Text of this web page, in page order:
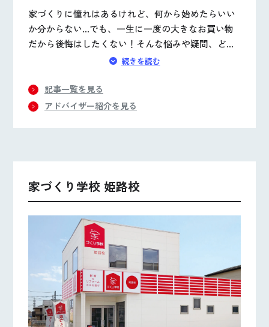
家づくりに憧れはあるけれど、何から始めたらいい
か分からない…でも、一生に一度の大きなお買い物
だから後悔はしたくない！そんな悩みや疑問、どん
なに小さなことでもお聞かせください。後悔しない
続きを読む
記事一覧を見る
アドバイザー紹介を見る
家づくり学校 姫路校